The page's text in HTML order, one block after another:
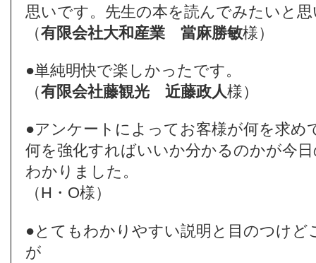
思いです。先生の本を読んでみたいと
（有限会社大和産業 當麻勝敏様）
●単純明快で楽しかったです。
（有限会社藤観光 近藤政人様）
●アンケートによってお客様が何を求め
何を強化すればいいか分かるのかが今
わかりました。
（H・O様）
●とてもわかりやすい説明と目のつけど
が